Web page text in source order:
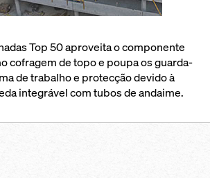
Top 50 aproveita o componente
cofragem de topo e poupa os guarda-
de trabalho e protecção devido à
integrável com tubos de andaime.